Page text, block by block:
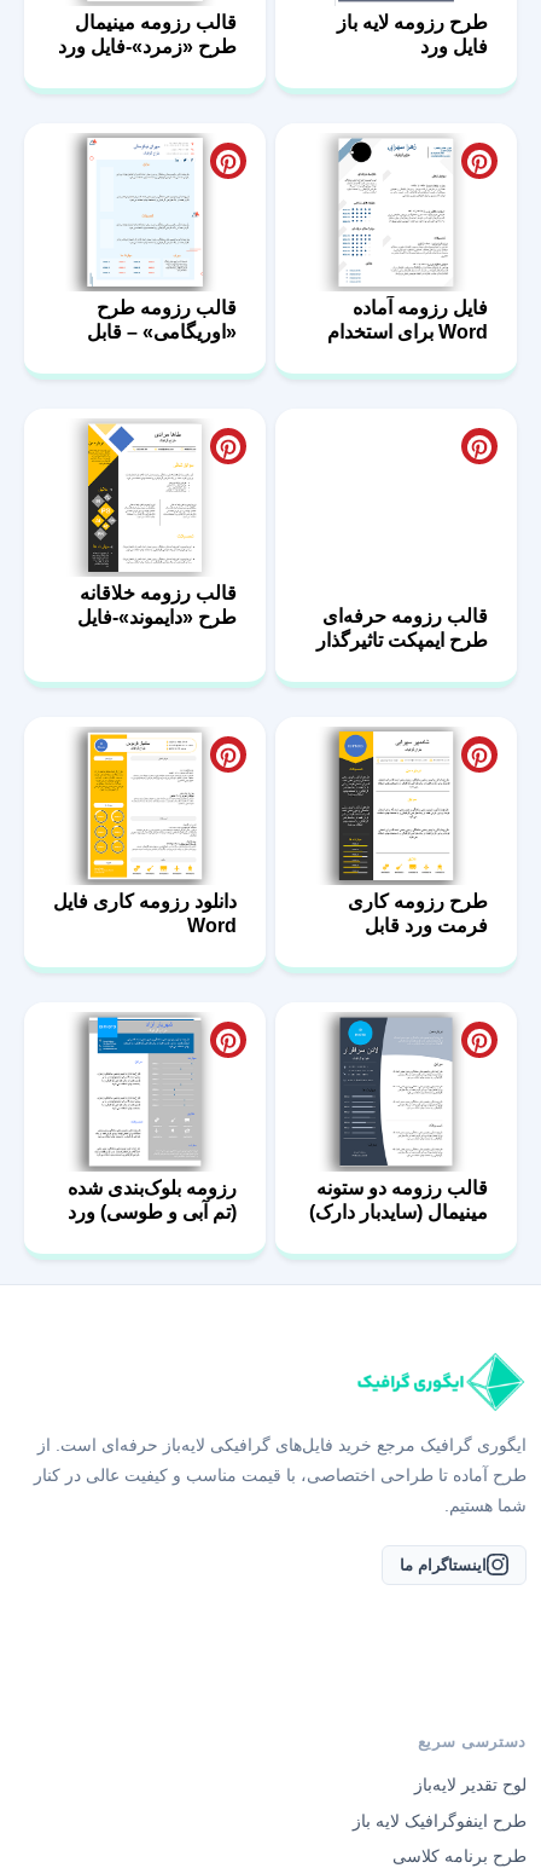
طرح رزومه لایه باز
فایل ورد
قالب رزومه مینیمال
طرح «زمرد»-فایل ورد
فایل رزومه آماده
Word برای استخدام
قالب رزومه طرح
«اوریگامی» – قابل
قالب رزومه حرفه‌ای
طرح ایمپکت تاثیرگذار
قالب رزومه خلاقانه
طرح «دایموند»-فایل
طرح رزومه کاری
فرمت ورد قابل
دانلود رزومه کاری فایل
Word
قالب رزومه دو ستونه
مینیمال (سایدبار دارک)
رزومه بلوک‌بندی شده
(تم آبی و طوسی) ورد
ایگوری گرافیک مرجع خرید فایل‌های گرافیکی لایه‌باز حرفه‌ای است. از
طرح آماده تا طراحی اختصاصی، با قیمت مناسب و کیفیت عالی در کنار
شما هستیم.
اینستاگرام ما
دسترسی سریع
لوح تقدیر لایه‌باز
طرح اینفوگرافیک لایه باز
طرح برنامه کلاسی